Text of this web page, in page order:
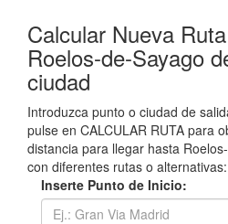
Calcular Nueva
Roelos-de-Sayago
ciudad
Introduzca punto o ciudad de
pulse en CALCULAR RUTA para
distancia para llegar hasta
con diferentes rutas o alternativas:
Inserte Punto de Inicio: